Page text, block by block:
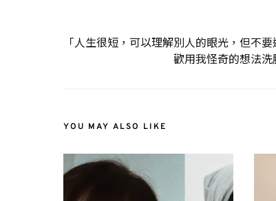
「人生很短，可以理解別人的眼光，但不
歡用我怪奇的想法
YOU MAY ALSO LIKE